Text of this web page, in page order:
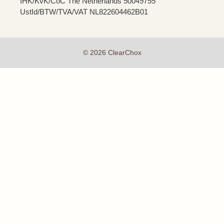
UstId/BTW/TVA/VAT NL822604462B01
© 2026 ClearChox